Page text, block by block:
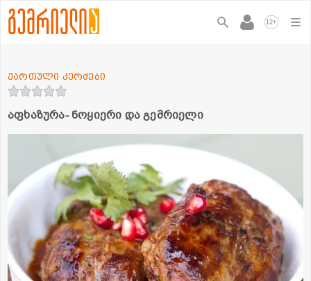
12+
აფხაზურა- ნოყიერი და გემრიელი
ქართული კერძები